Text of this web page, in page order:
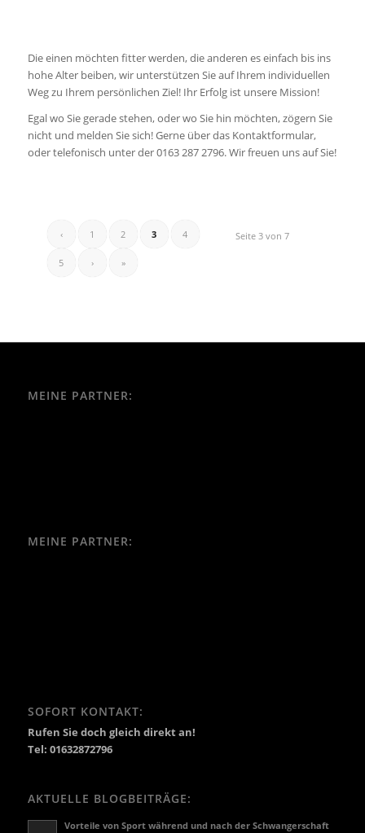
Die einen möchten fitter werden, die anderen es einfach bis ins
hohe Alter beiben, wir unterstützen Sie auf Ihrem individuellen
Weg zu Ihrem persönlichen Ziel! Ihr Erfolg ist unsere Mission!
Egal wo Sie gerade stehen, oder wo Sie hin möchten, zögern Sie
nicht und melden Sie sich! Gerne über das Kontaktformular,
oder telefonisch unter der 0163 287 2796. Wir freuen uns auf Sie!
Seite 3 von 7
‹ 1 2 3 4
5 › »
MEINE PARTNER:
MEINE PARTNER:
SOFORT KONTAKT:
Rufen Sie doch gleich direkt an!
Tel: 01632872796
AKTUELLE BLOGBEITRÄGE:
Vorteile von Sport während und nach der Schwangerschaft